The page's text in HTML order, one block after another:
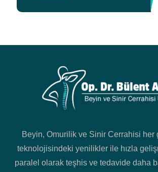
Beyin, Omurilik ve Sinir Cerrahisi her
teknolojisindeki yenilikler ile hızla
paralel olarak teşhis ve tedavide daha